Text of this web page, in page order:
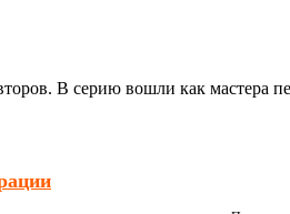
В серию вошли как мастера